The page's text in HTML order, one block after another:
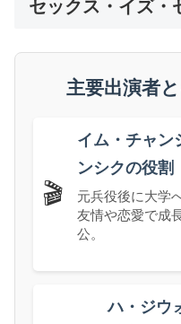
セックス・イズ・
主要出演者
🎬
イム・チャン
ンシクの役割
元兵役後に大学
友情や恋愛で成
公。
ハ・ジウ